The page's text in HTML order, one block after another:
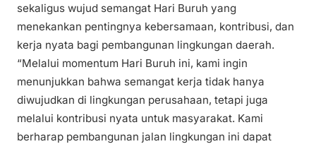
sekaligus wujud semangat Hari Buruh yang
menekankan pentingnya kebersamaan, kontribusi, dan
kerja nyata bagi pembangunan lingkungan daerah.
“Melalui momentum Hari Buruh ini, kami ingin
menunjukkan bahwa semangat kerja tidak hanya
diwujudkan di lingkungan perusahaan, tetapi juga
melalui kontribusi nyata untuk masyarakat. Kami
berharap pembangunan jalan lingkungan ini dapat